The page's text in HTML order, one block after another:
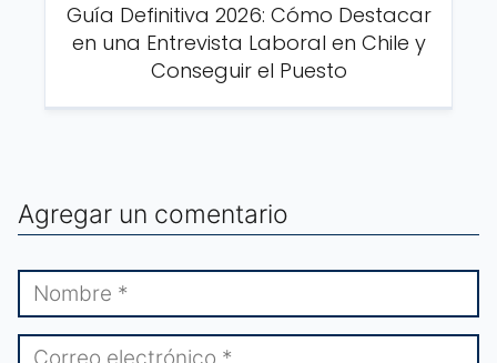
Guía Definitiva 2026: Cómo Destacar
en una Entrevista Laboral en Chile y
Conseguir el Puesto
Agregar un comentario